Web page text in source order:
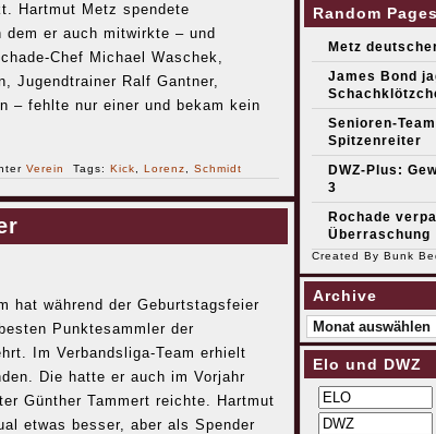
Hartmut Metz spendete
dem er auch mitwirkte – und
Chef Michael Waschek,
Jugendtrainer Ralf Gantner,
– fehlte nur einer und bekam kein
Verein Tags: Kick Lorenz Schmidt
hat während der Geburtstagsfeier
Punktesammler der
Im Verbandsliga-Team erhielt
Die hatte er auch im Vorjahr
Günther Tammert reichte. Hartmut
etwas besser, aber als Spender
Random Pages
Metz
James Bond
Senioren-
Spitzenreiter
DWZ-Plus:
3
Rochade
Überraschung
Created By Bunk
Archive
Archive
Elo und DWZ